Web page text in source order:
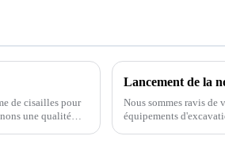
de cisailles pour
une qualité
Lancement de la
Nous sommes ravis de
équipements